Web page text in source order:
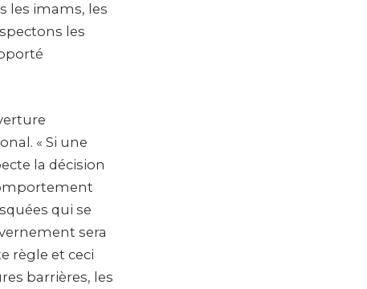
les imams, les
les
« Si une
la décision
qui se
sera
règle et ceci
barrières, les